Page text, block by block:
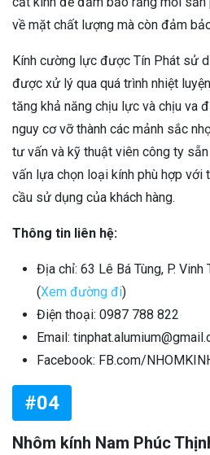
về mặt chất lượng mà còn đảm
Kính cường lực được Tín Phát sử
được xử lý qua quá trình nhiệt
tăng khả năng chịu lực và chịu va
nguy cơ vỡ thành các mảnh sắc
tư vấn và kỹ thuật viên công ty
vấn lựa chọn loại kính phù hợp với
cầu sử dụng của khách hàng.
Thông tin liên hệ:
Địa chỉ: 63 Lê Bá Tùng, P. Vinh
(Xem đường đi)
Điện thoại: 0987 788 822
Email:
Facebook: FB.com/
#04
Nhôm kính Nam Phúc